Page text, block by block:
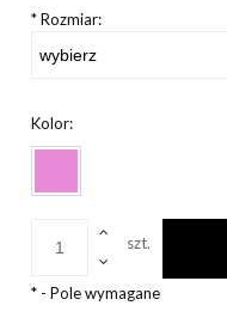
*Rozmiar:
Kolor:
szt.
* - Pole wymagane